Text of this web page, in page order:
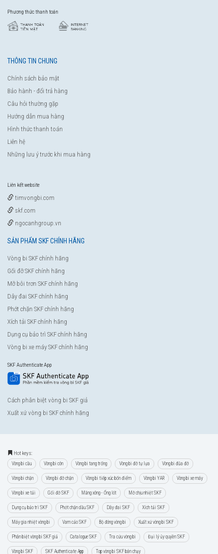
Phương thức thanh toán
THÔNG TIN CHUNG
Chính sách bảo mật
Bảo hành - đổi trả hàng
Câu hỏi thường gặp
Hướng dẫn mua hàng
Hình thức thanh toán
Liên hệ
Những lưu ý trước khi mua hàng
Liên kết website
timvongbi.com
skf.com
ngocanhgroup.vn
SẢN PHẨM SKF CHÍNH HÃNG
Vòng bi SKF chính hãng
Gối đỡ SKF chính hãng
Mỡ bôi trơn SKF chính hãng
Dây đai SKF chính hãng
Phớt chặn SKF chính hãng
Xích tải SKF chính hãng
Dụng cụ bảo trì SKF chính hãng
Vòng bi xe máy SKF chính hãng
SKF Authenticate App
Cách phân biệt vòng bi SKF giả
Xuất xứ vòng bi SKF chính hãng
Hot keys:
Vòng bi cầu Vòng bi côn Vòng bi tang trống Vòng bi đỡ tự lựa Vòng bi đũa đỡ
Vòng bi chặn Vòng bi đỡ chặn Vòng bi tiếp xúc bốn điểm Vòng bi YAR Vòng bi xe máy
Vòng bi xe tải Gối đỡ SKF Măng xông - Ống lót Mỡ chịu nhiệt SKF
Dụng cụ bảo trì SKF Phớt chặn dầu SKF Dây đai SKF Xích tải SKF
Máy gia nhiệt vòng bi Vam cảo SKF Bộ đóng vòng bi Xuất xứ vòng bi SKF
Phân biệt vòng bi SKF giả Catalogue SKF Tra cứu vòng bi Đại lý ủy quyền SKF
Vòng bi SKF SKF Authenticate App Top vòng bi SKF bán chạy